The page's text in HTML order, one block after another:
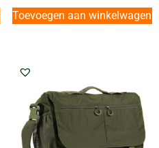
Toevoegen aan winkelwagen